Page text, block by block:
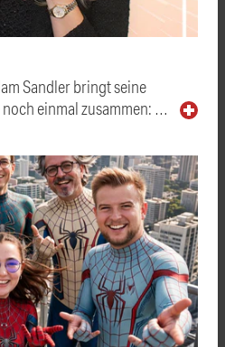
Sandler bringt seine
einmal zusammen: …